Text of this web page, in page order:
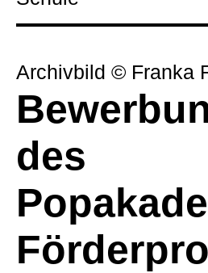
Archivbild © Franka
des